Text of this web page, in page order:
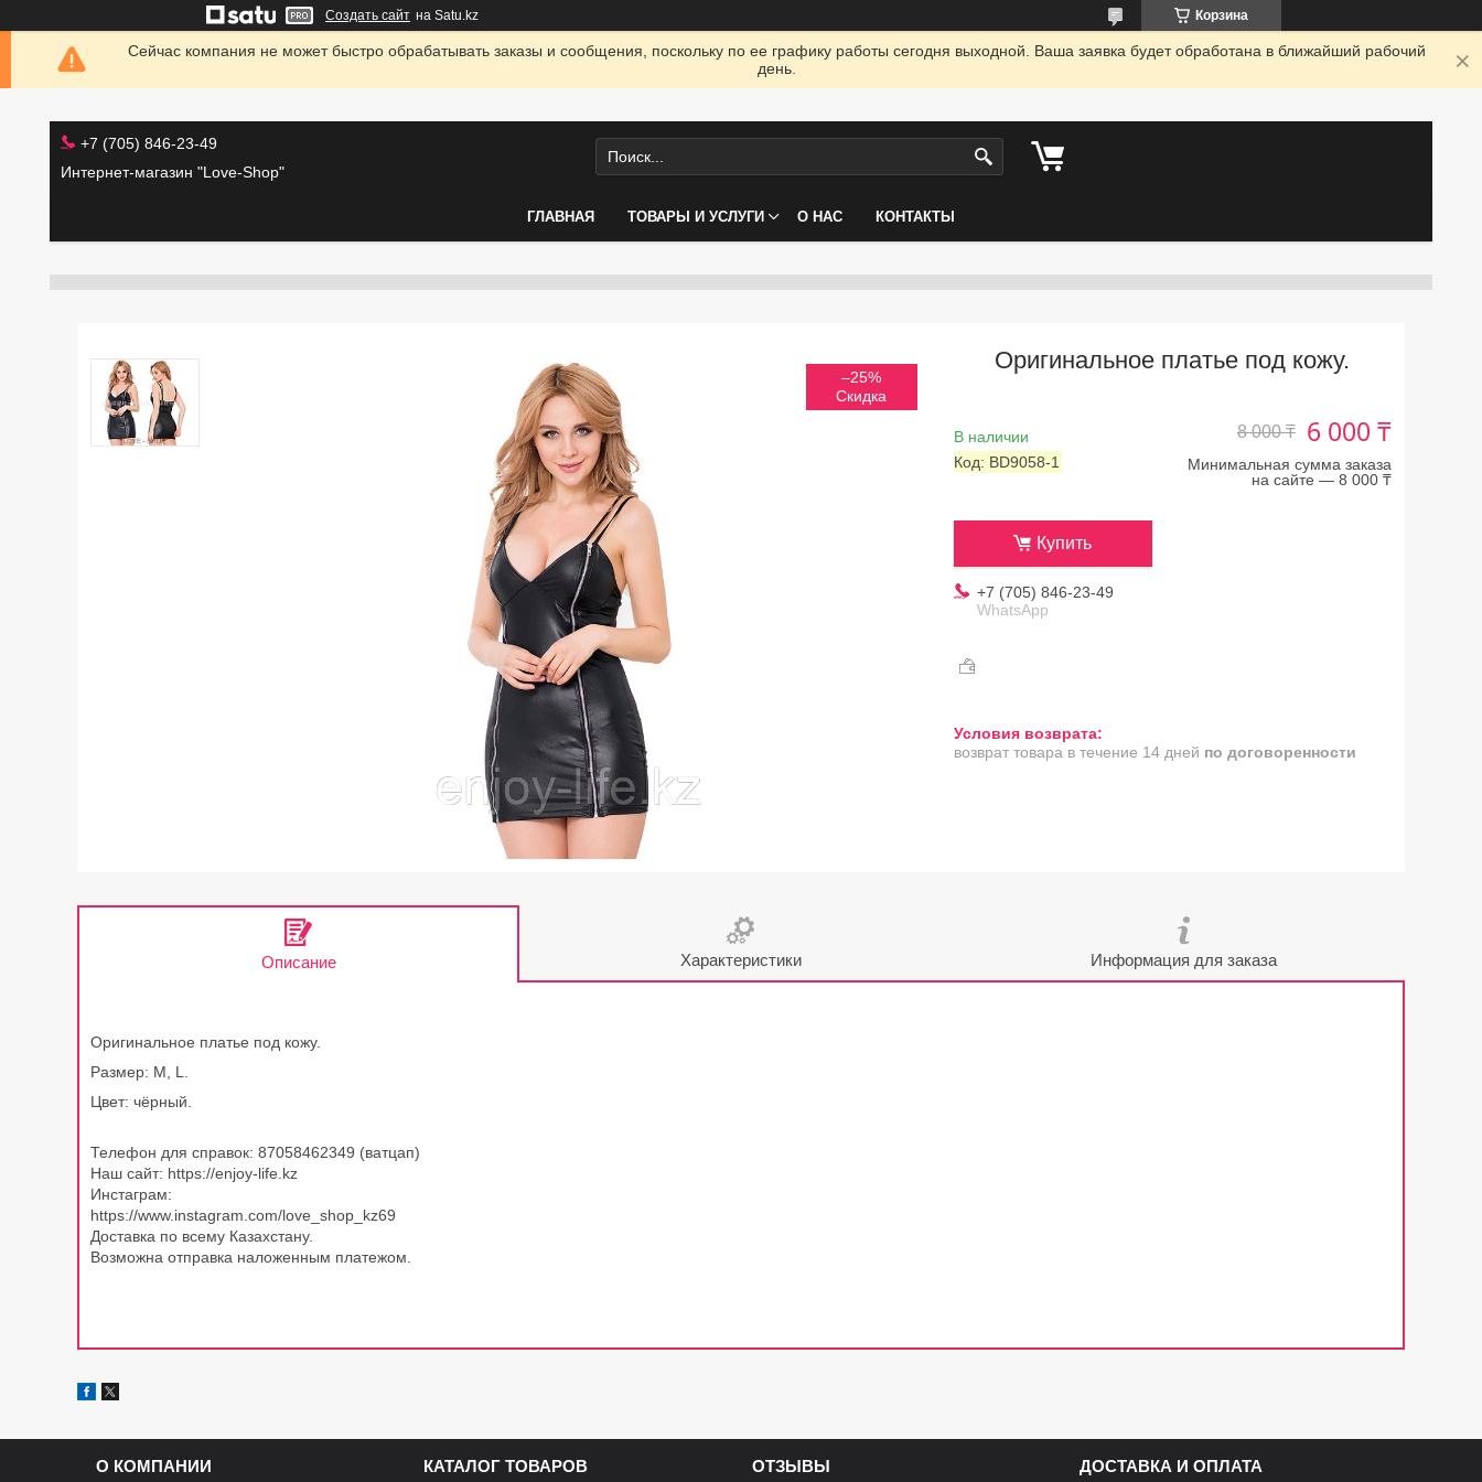
Создать сайт на Satu.kz Корзина
Сейчас компания не может быстро обрабатывать заказы и сообщения, поскольку по ее графику работы сегодня выходной. Ваша заявка будет обработана в ближайший рабочий
день.
+7 (705) 846-23-49
Интернет-магазин "Love-Shop"
ГЛАВНАЯ ТОВАРЫ И УСЛУГИ О НАС КОНТАКТЫ
–25%
Оригинальное платье под кожу.
В наличии
Код: BD9058-1
8 000 ₸ 6 000 ₸
Минимальная сумма заказа
на сайте — 8 000 ₸
Купить
+7 (705) 846-23-49
WhatsApp
возврат товара в течение 14 дней по договоренности
Описание Характеристики Информация для заказа
Оригинальное платье под кожу.
Размер: M L
Цвет: чёрный
Телефон для справок: 87058462349 (ватцап)
Наш сайт: https://enjoy-life.kz
Инстаграм:
https://www.instagram.com/love_shop_kz69
Доставка по всему Казахстану.
Возможна отправка наложенным платежом.
О КОМПАНИИ КАТАЛОГ ТОВАРОВ ОТЗЫВЫ ДОСТАВКА И ОПЛАТА